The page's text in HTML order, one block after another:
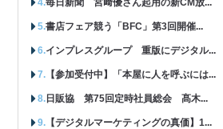
書店フェア競う「BFC」第3回開催...
インプレスグループ 重版にデジタル...
【参加受付中】「本屋に人を呼ぶには...
日販協 第75回定時社員総会 髙木...
【デジタルマーケティングの真価】1...